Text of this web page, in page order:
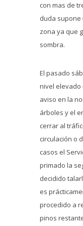
con mas de
duda supone
zona ya que
sombra.
El pasado
nivel elevado
aviso en la
árboles y el
cerrar al
circulación o
casos el
primado la
decidido
es
procedido a
pinos